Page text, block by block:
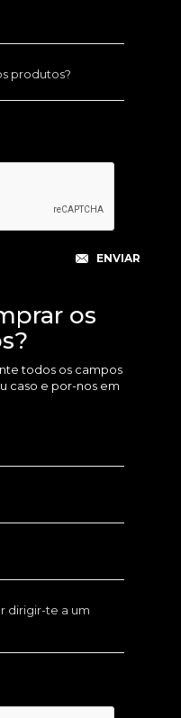
produtos?
os
todos os campos
caso e por-nos em
dirigir-te a um